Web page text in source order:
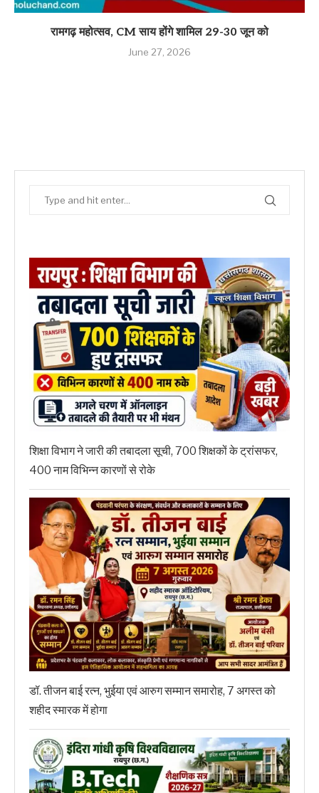
रामगढ़ महोत्सव, CM साय होंगे शामिल 29-30 जून को
June 27, 2026
शिक्षा विभाग ने जारी की तबादला सूची, 700 शिक्षकों के ट्रांसफर,
400 नाम विभिन्न कारणों से रोके
डॉ. तीजन बाई रत्न, भुईया एवं आरुग सम्मान समारोह, 7 अगस्त को
शहीद स्मारक में होगा